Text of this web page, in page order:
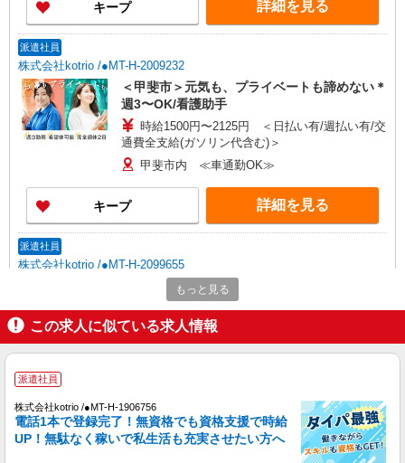
キープ 詳細を見る
派遣社員
株式会社kotrio /●MT-H-2009232
＜甲斐市＞元気も、プライベートも諦めない＊
週3〜OK/看護助手
時給1500円〜2125円 ＜日払い有/週払い有/交
通費全支給(ガソリン代含む)＞
甲斐市内 ≪車通勤OK≫
キープ 詳細を見る
派遣社員
株式会社kotrio /●MT-H-2099655
デイサービス看護STAFF｜面接なし！履歴書
不要！ブランクOK◎
時給2000円〜2500円＜交通費全額支給(ガソリ
ン代含む)/日払い可/週払い可＞
キープ 詳細を見る
派遣社員
もっと見る
この求人に似ている求人情報
派遣社員
株式会社kotrio /●MT-H-1906756
電話1本で登録完了！無資格でも資格支援で時給
UP！無駄なく稼いで私生活も充実させたい方へ